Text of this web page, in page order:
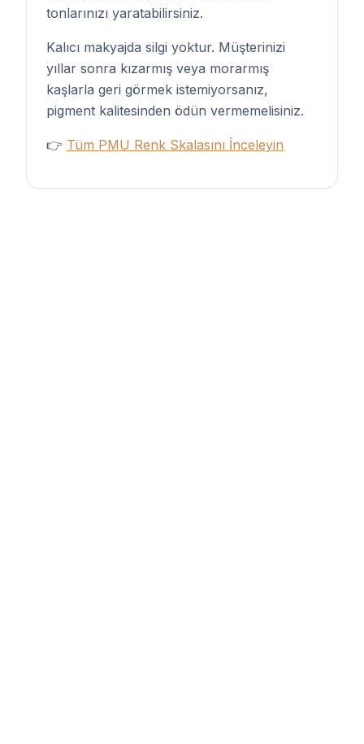
tonlarınızı yaratabilirsiniz.
Kalıcı makyajda silgi yoktur. Müşterinizi
yıllar sonra kızarmış veya morarmış
kaşlarla geri görmek istemiyorsanız,
pigment kalitesinden ödün vermemelisiniz.
👉 Tüm PMU Renk Skalasını İnceleyin